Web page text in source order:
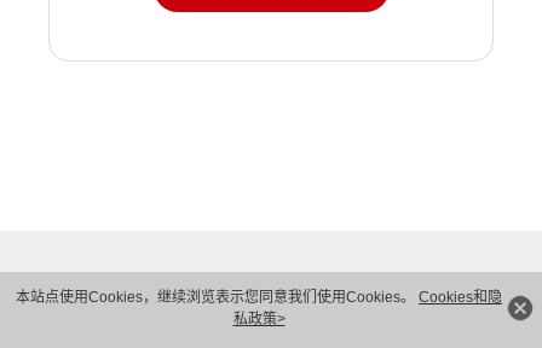
本站点使用Cookies，继续浏览表示您同意我们使用Cookies。 Cookies和隐
私政策>